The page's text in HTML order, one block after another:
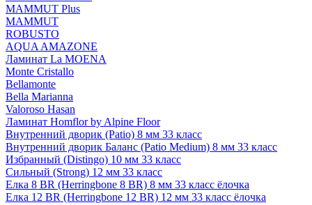
MAMMUT Plus
MAMMUT
ROBUSTO
AQUA AMAZONE
Ламинат La MOENA
Monte Cristallo
Bellamonte
Bella Marianna
Valoroso Hasan
Ламинат Homflor by Alpine Floor
Внутренний дворик (Patio) 8 мм 33 класс
Внутренний дворик Баланс (Patio Medium) 8 мм 33 класс
Избранный (Distingo) 10 мм 33 класс
Сильный (Strong) 12 мм 33 класс
Елка 8 BR (Herringbone 8 BR) 8 мм 33 класс ёлочка
Елка 12 BR (Herringbone 12 BR) 12 мм 33 класс ёлочка